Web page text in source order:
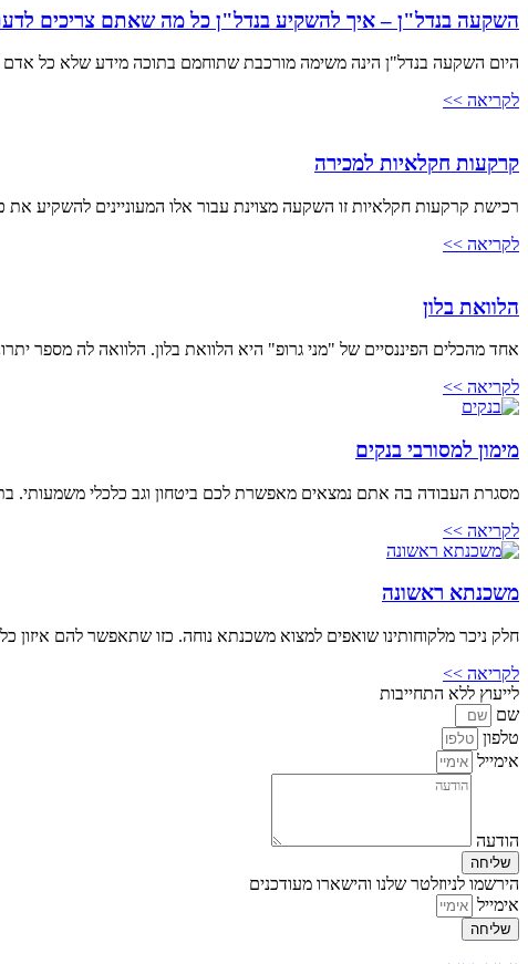
השקעה בנדל"ן – איך להשקיע בנדל"ן כל מה שאתם צריכים
היום השקעה בנדל"ן הינה משימה מורכבת שתוחמם בתוכה מידע שלא כל
לקריאה >>
קרקעות חקלאיות למכירה
רכישת קרקעות חקלאיות זו השקעה מצוינת עבור אלו המעוניינים להשקיע
לקריאה >>
הלוואת בלון
אחד מהכלים הפיננסיים של "מני גרופ" היא הלוואת בלון. הלוואה לה מספר
לקריאה >>
מימון למסורבי בנקים
מסגרת העבודה בה אתם נמצאים מאפשרת לכם ביטחון וגב כלכלי משמעותי.
לקריאה >>
משכנתא ראשונה
חלק ניכר מלקוחותינו שואפים למצוא משכנתא נוחה. כזו שתאפשר להם
לקריאה >>
לייעוץ ללא התחייבות
שם
טלפון
אימייל
הודעה
שליחה
הירשמו לניוזלטר שלנו והישארו מעודכנים
אימייל
שליחה